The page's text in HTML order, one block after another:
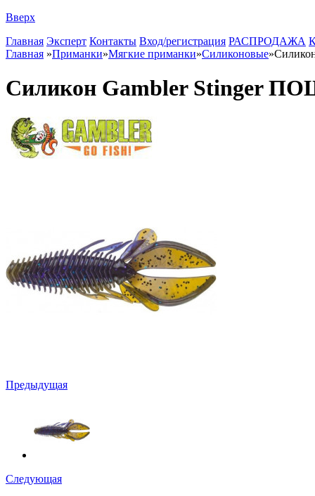
Вверх
Главная Эксперт Контакты Вход/регистрация РАСПРОДАЖА
Главная »Приманки»Мягкие приманки»Силиконовые»
Силикон Gambler Stinger
Предыдущая
Следующая